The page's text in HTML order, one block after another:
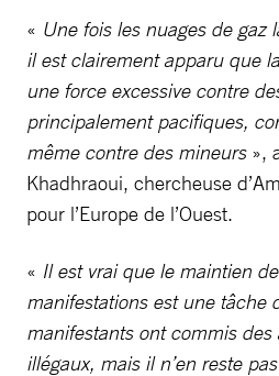
« Une fois les nuages de gaz
il est clairement apparu que
une force excessive contre
principalement pacifiques,
même contre des mineurs»,
Khadhraoui, chercheuse
pour l’Europe de l’Ouest.
« Il est vrai que le maintien
manifestations est une tâche
manifestants ont commis des
illégaux, mais il n’en reste